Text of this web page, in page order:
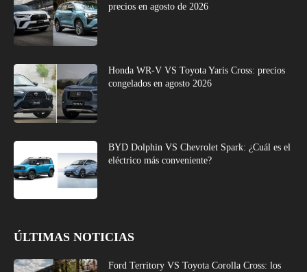
precios en agosto de 2026
Honda WR-V VS Toyota Yaris Cross: precios
congelados en agosto 2026
BYD Dolphin VS Chevrolet Spark: ¿Cuál es el
eléctrico más conveniente?
ÚLTIMAS NOTICIAS
Ford Territory VS Toyota Corolla Cross: los